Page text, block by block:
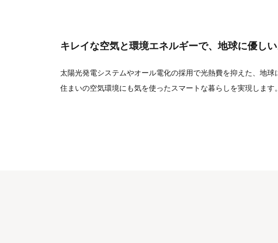
キレイな空気と環境エネルギーで、地球に優しい
太陽光発電システムやオール電化の採用で光熱費を抑えた、地球
住まいの空気環境にも気を使ったスマートな暮らしを実現します。